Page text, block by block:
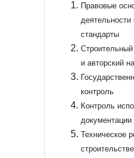
Правовые
стандарты
Строительный
и авторский
контроль
Контроль
документации
Техническое
строительстве